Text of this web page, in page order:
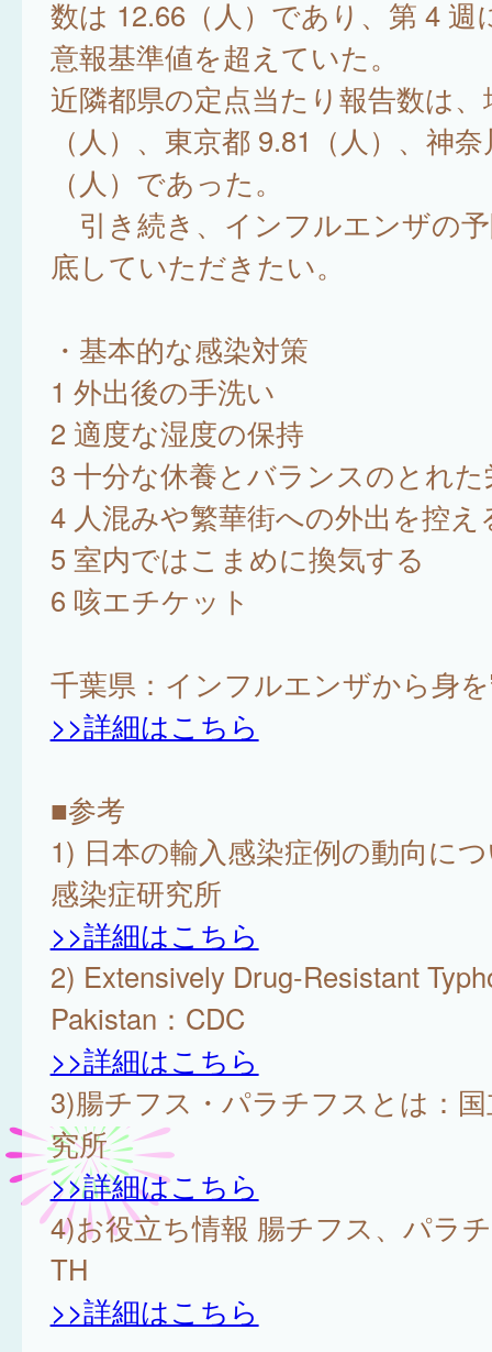
数は 12.66（人）であり、第 4 週
意報基準値を超えていた。
近隣都県の定点当たり報告数は、
（人）、東京都 9.81（人）、神
（人）であった。
引き続き、インフルエンザの
底していただきたい。
・基本的な感染対策
1 外出後の手洗い
2 適度な湿度の保持
3 十分な休養とバランスのとれた
4 人混みや繁華街への外出を控え
5 室内ではこまめに換気する
6 咳エチケット
千葉県：インフルエンザから身
>>詳細はこちら
■参考
1) 日本の輸入感染症例の動向に
感染症研究所
>>詳細はこちら
2) Extensively Drug-Resistant
Pakistan：CDC
>>詳細はこちら
3)腸チフス・パラチフスとは：
究所
>>詳細はこちら
4)お役立ち情報 腸チフス、パラ
TH
>>詳細はこちら